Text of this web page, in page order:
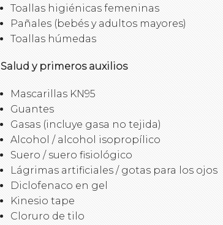
Toallas higiénicas femeninas
Pañales (bebés y adultos mayores)
Toallas húmedas
Salud y primeros auxilios
Mascarillas KN95
Guantes
Gasas (incluye gasa no tejida)
Alcohol / alcohol isopropílico
Suero / suero fisiológico
Lágrimas artificiales / gotas para los ojos
Diclofenaco en gel
Kinesio tape
Cloruro de tilo